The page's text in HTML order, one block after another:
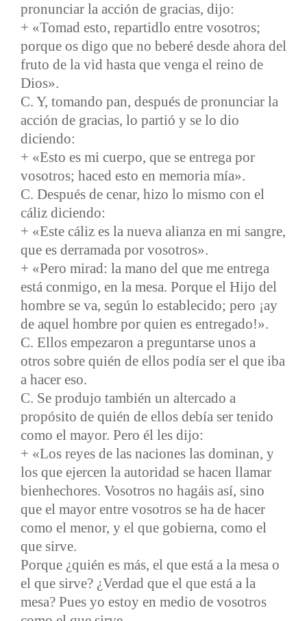
pronunciar la acción de gracias, dijo:
+ «Tomad esto, repartidlo entre vosotros;
porque os digo que no beberé desde ahora del
fruto de la vid hasta que venga el reino de
Dios».
C. Y, tomando pan, después de pronunciar la
acción de gracias, lo partió y se lo dio
diciendo:
+ «Esto es mi cuerpo, que se entrega por
vosotros; haced esto en memoria mía».
C. Después de cenar, hizo lo mismo con el
cáliz diciendo:
+ «Este cáliz es la nueva alianza en mi sangre,
que es derramada por vosotros».
+ «Pero mirad: la mano del que me entrega
está conmigo, en la mesa. Porque el Hijo del
hombre se va, según lo establecido; pero ¡ay
de aquel hombre por quien es entregado!».
C. Ellos empezaron a preguntarse unos a
otros sobre quién de ellos podía ser el que iba
a hacer eso.
C. Se produjo también un altercado a
propósito de quién de ellos debía ser tenido
como el mayor. Pero él les dijo:
+ «Los reyes de las naciones las dominan, y
los que ejercen la autoridad se hacen llamar
bienhechores. Vosotros no hagáis así, sino
que el mayor entre vosotros se ha de hacer
como el menor, y el que gobierna, como el
que sirve.
Porque ¿quién es más, el que está a la mesa o
el que sirve? ¿Verdad que el que está a la
mesa? Pues yo estoy en medio de vosotros